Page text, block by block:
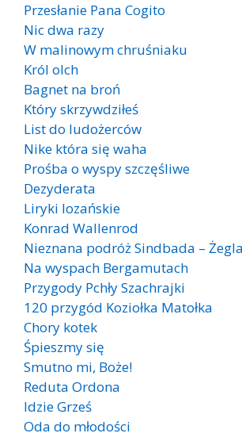
Przesłanie Pana Cogito
Nic dwa razy
W malinowym chruśniaku
Król olch
Bagnet na broń
Który skrzywdziłeś
List do ludożerców
Nike która się waha
Prośba o wyspy szczęśliwe
Dezyderata
Liryki lozańskie
Konrad Wallenrod
Nieznana podróż Sindbada –
Na wyspach Bergamutach
Przygody Pchły Szachrajki
120 przygód Koziołka Matołka
Chory kotek
Śpieszmy się
Smutno mi, Boże!
Reduta Ordona
Idzie Grześ
Oda do młodości